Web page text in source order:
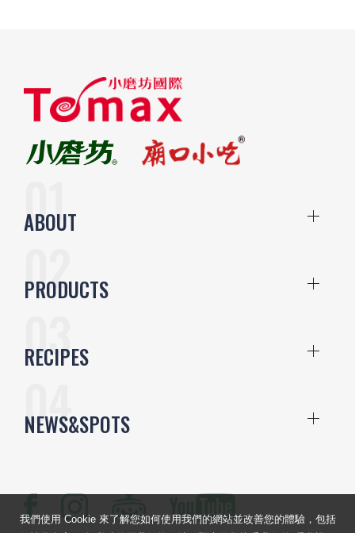
ABOUT
PRODUCTS
RECIPES
NEWS&SPOTS
我們使用 Cookie 來了解您如何使用我們的網站並改善您的體驗，包括